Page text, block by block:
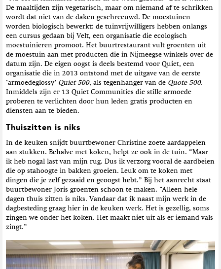
De maaltijden zijn vegetarisch, maar om niemand af te schrikken
wordt dat niet van de daken geschreeuwd. De moestuinen
worden biologisch bewerkt: de tuinvrijwilligers hebben onlangs
een cursus gedaan bij Velt, een organisatie die ecologisch
moestuinieren promoot. Het ­buurtrestaurant vult groenten uit
de moestuin aan met producten die in Nijmeegse winkels over de
datum zijn. De eigen oogst is deels bestemd voor Quiet, een
organisatie die in 2013 ontstond met de uitgave van de eerste
‘armoedeglossy’ Quiet 500, als tegenhanger van de Quote 500.
Inmiddels zijn er 13 Quiet Communities die stille armoede
proberen te verlichten door hun leden gratis producten en
diensten aan te bieden.
Thuiszitten is niks
In de keuken snijdt buurtbewoner Christine zoete aardappelen
aan stukken. Behalve met koken, helpt ze ook in de tuin. “Maar
ik heb nogal last van mijn rug. Dus ik verzorg vooral de aardbeien
die op stahoogte in bakken groeien. Leuk om te koken met
dingen die je zelf gezaaid en geoogst hebt.” Bij het aanrecht staat
buurtbewoner Joris groenten schoon te maken. “Alleen hele
dagen thuis zitten is niks. Vandaar dat ik naast mijn werk in de
dagbesteding graag hier in de keuken werk. Het is gezellig, soms
zingen we onder het koken. Het maakt niet uit als er iemand vals
zingt.”